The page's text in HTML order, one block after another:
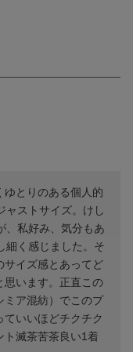
とりのある個人的
ャストサイズ。けし
、私好み、気分もあ
細く感じました。そ
サイズ感とあってど
思います。正直この
ミア混紡）でこのプ
ていいほどチクチク
ト滅茶苦茶良い1着